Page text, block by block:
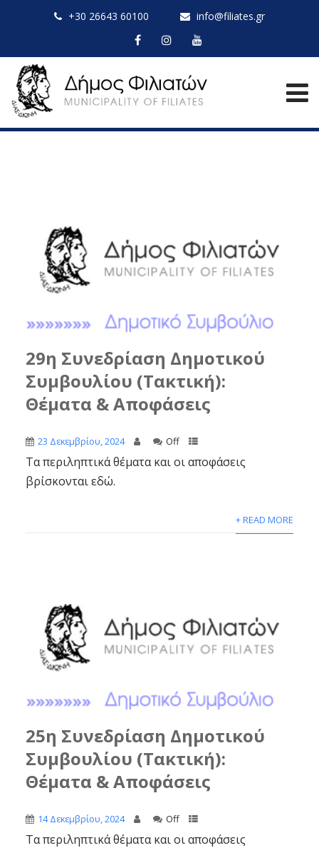
+30 26643 60100 info@filiates.gr
29η Συνεδρίαση Δημοτικού
Συμβουλίου (Τακτική):
Θέματα & Αποφάσεις
23 Δεκεμβρίου, 2024 Off
Τα περιληπτικά θέματα και οι αποφάσεις
βρίσκονται εδώ.
+ READ MORE
25η Συνεδρίαση Δημοτικού
Συμβουλίου (Τακτική):
Θέματα & Αποφάσεις
14 Δεκεμβρίου, 2024 Off
Τα περιληπτικά θέματα και οι αποφάσεις